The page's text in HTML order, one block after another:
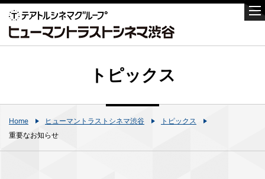
トピックス
Home ヒューマントラストシネマ渋谷
トピックス
重要なお知らせ